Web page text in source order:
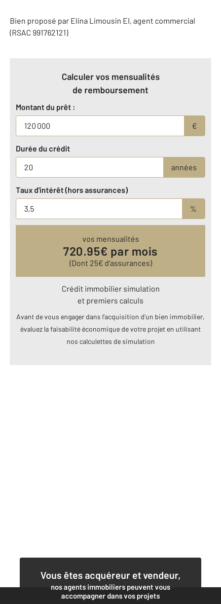
Bien proposé par Elina Limousin EI, agent commercial
(RSAC 991762121)
Calculer vos mensualités
de remboursement
Montant du prêt :
€
Durée du crédit
années
Taux d'intérêt (hors assurances)
%
vos mensualités
720.95€ par mois
(Dont 25€ d’assurances)
Crédit immobilier simulation
et premiers calculs
Avant de vous engager dans l’acquisition d’un bien immobilier,
évaluez la faisabilité économique de votre projet en utilisant
nos calculettes de simulation
Vous êtes acquéreur et vendeur,
nos agents immobiliers peuvent vous
accompagner dans vos projets